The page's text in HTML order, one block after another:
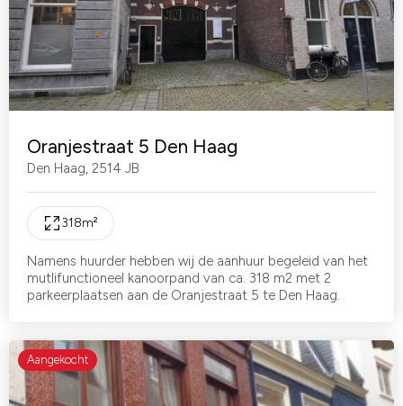
Oranjestraat 5 Den Haag
Den Haag, 2514 JB
318m²
Namens huurder hebben wij de aanhuur begeleid van het
mutlifunctioneel kanoorpand van ca. 318 m2 met 2
parkeerplaatsen aan de Oranjestraat 5 te Den Haag.
Aangekocht